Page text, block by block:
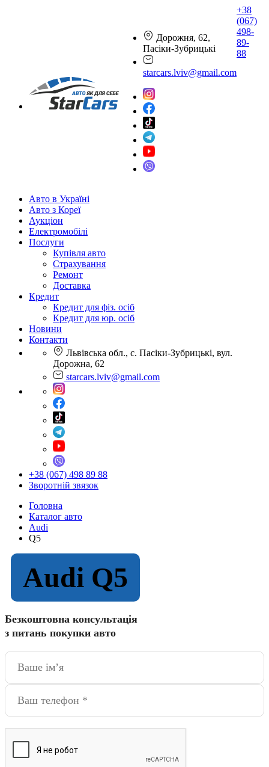
Дорожня, 62,
Пасіки-Зубрицькі
starcars.lviv@gmail.com
+38
(067)
498-
89-
88
Авто в Україні
Авто з Кореї
Аукціон
Електромобілі
Послуги
Купівля авто
Страхування
Ремонт
Доставка
Кредит
Кредит для фіз. осіб
Кредит для юр. осіб
Новини
Контакти
Львівська обл., с. Пасіки-Зубрицькі, вул.
Дорожна, 62
starcars.lviv@gmail.com
+38 (067) 498 89 88
Зворотній звязок
Головна
Каталог авто
Audi
Q5
Audi Q5
Безкоштовна консультація
з питань покупки авто